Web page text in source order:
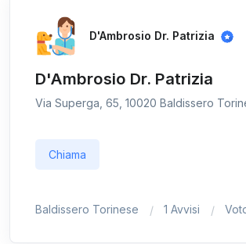
D'Ambrosio Dr. Patrizia
D'Ambrosio Dr. Patrizia
Via Superga, 65, 10020 Baldissero
Chiama
Baldissero Torinese 1 Avvisi